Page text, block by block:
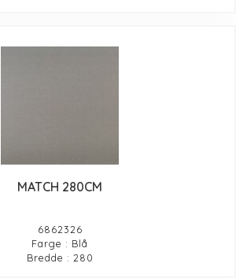
MATCH 280CM
6862326
Farge : Blå
Bredde : 280